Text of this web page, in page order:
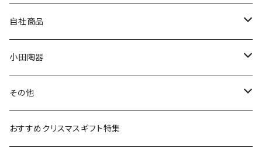
プレート
ボウル
ガラスウェア
カトラリー
80th記念アイテム
リトルミイの日記念アイテム
MOOMIN ANIMATION
スヌーピー
ピーターラビット
ポケットモンスター
LA AMYS(エミーズ)
LISA LARSON(リサラーソン)
LAURA ASHLEY(ローラ アシュレイ)
Finlayson(フィンレイソン)
自社商品
ねこ企画
Cecera(セセラ)
CELEC(セレック)
小田陶器
さざなみ
吉祥
その他
リサイクル食器
おすすめクリスマスギフト特集